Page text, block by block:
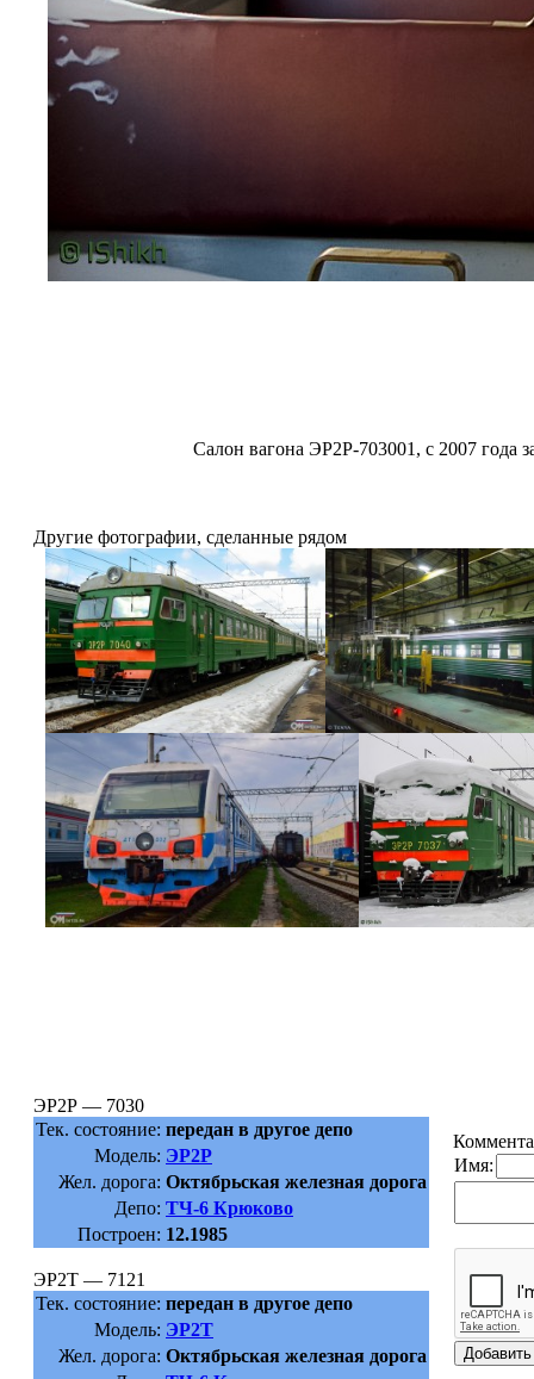
Салон вагона ЭР2Р-703001, с 2007 года
Другие фотографии, сделанные рядом
ЭР2Р — 7030
Тек. состояние: передан в другое депо
Модель: ЭР2Р
Жел. дорога: Октябрьская железная дорога
Депо: ТЧ-6 Крюково
Построен: 12.1985
ЭР2Т — 7121
Тек. состояние: передан в другое депо
Модель: ЭР2Т
Жел. дорога: Октябрьская железная дорога
Имя: